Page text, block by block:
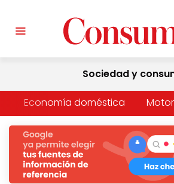
Sociedad y
Economía doméstica Motor